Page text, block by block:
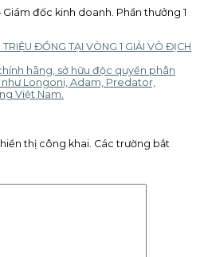
đốc kinh doanh. Phần thưởng 1
ĐỒNG TẠI VÒNG 1 GIẢI VÔ ĐỊCH
hãng, sở hữu độc quyền phân
Longoni, Adam, Predator,
Việt Nam.
thị công khai. Các trường bắt